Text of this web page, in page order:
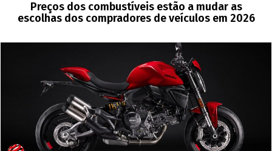
Preços dos combustíveis estão a mudar as
escolhas dos compradores de veículos em 2026